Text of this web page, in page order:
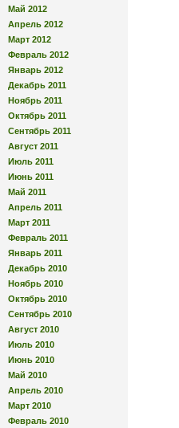
Май 2012
Апрель 2012
Март 2012
Февраль 2012
Январь 2012
Декабрь 2011
Ноябрь 2011
Октябрь 2011
Сентябрь 2011
Август 2011
Июль 2011
Июнь 2011
Май 2011
Апрель 2011
Март 2011
Февраль 2011
Январь 2011
Декабрь 2010
Ноябрь 2010
Октябрь 2010
Сентябрь 2010
Август 2010
Июль 2010
Июнь 2010
Май 2010
Апрель 2010
Март 2010
Февраль 2010